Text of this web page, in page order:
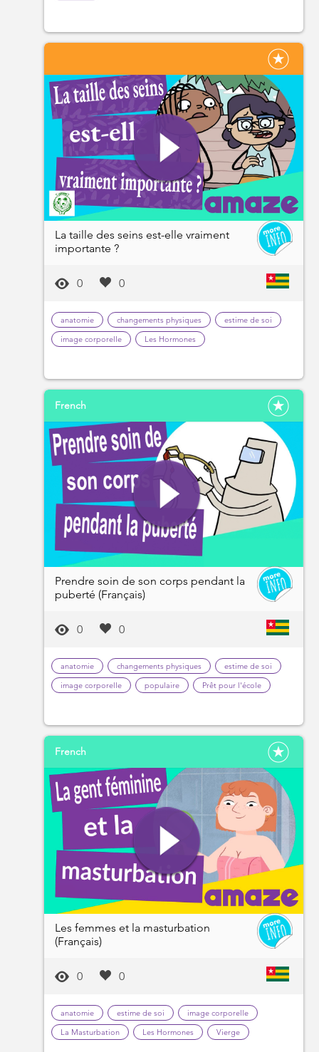
La taille des seins est-elle vraiment
importante ?
0 0
anatomie changements physiques
estime de soi
image corporelle
Les Hormones
French
Prendre soin de son corps pendant la
puberté (Français)
0 0
anatomie changements physiques
estime de soi
image corporelle
populaire Prêt pour l'école
French
Les femmes et la masturbation
(Français)
0 0
anatomie estime de soi
image corporelle
La Masturbation
Les Hormones Vierge